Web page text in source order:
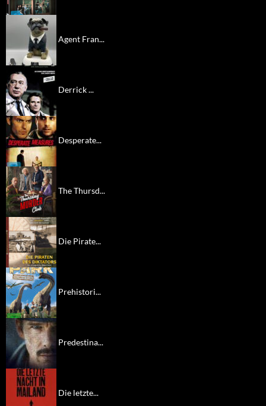
Agent Fran...
Derrick ...
Desperate...
The Thursd...
Die Pirate...
Prehistori...
Predestina...
Die letzte...